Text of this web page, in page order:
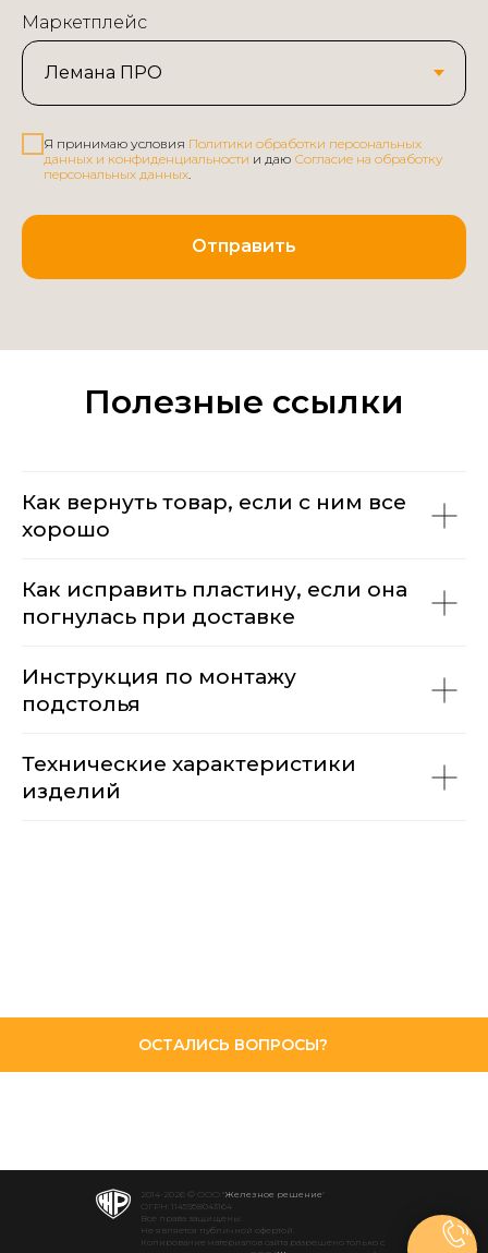
Маркетплейс
Я принимаю условия Политики обработки персональных
данных и конфиденциальности и даю Согласие на обработку
персональных данных
Отправить
Полезные ссылки
Как вернуть товар, если с ним все
хорошо
Как исправить пластину, если она
погнулась при доставке
Инструкция по монтажу
подстолья
Технические характеристики
изделий
ОСТАЛИСЬ ВОПРОСЫ?
2014-2026 © ООО " Железное решение
ОГРН: 1145958043164
Все права защищены.
Не является публичной офертой.
Копирование материалов сайта разрешено только с